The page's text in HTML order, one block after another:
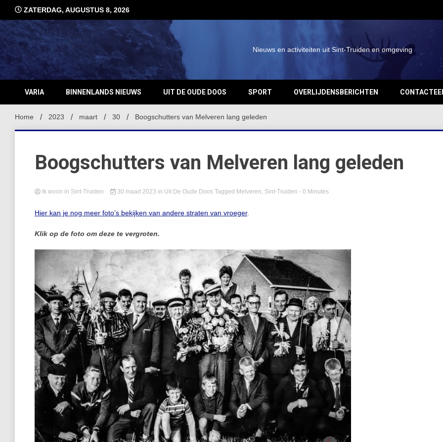
inhoud
ZATERDAG, AUGUSTUS 8, 2026
Nieuws en activiteiten uit Sint-Truiden en omgeving
VARIA BINNENLANDS NIEUWS UIT DE OUDE DOOS SPORT OVERLIJDENSBERICHTEN
Home 2023 maart 30 Boogschutters van Melveren lang geleden
Boogschutters van Melveren lang geleden
Ik woon in Sint-Truiden 30 maart 2023 in Uit De Oude Doos Tagged Melveren, Sint-Truiden - 0 Minutes
Hier kan je nog meer foto’s bekijken van andere straten van vroeger.
Klik op de foto om deze te vergroten.